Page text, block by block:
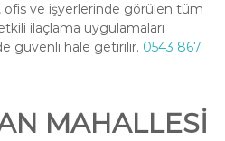
ofis ve işyerlerinde görülen tüm
ilaçlama uygulamaları
güvenli hale getirilir. 0543 867
MAHALLESİ